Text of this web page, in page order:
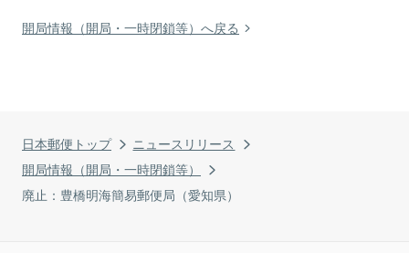
日本郵便トップ
ニュースリリース
開局情報（開局・一時閉鎖等）
廃止：豊橋明海簡易郵便局（愛知県）
開局情報（開局・一時閉鎖等）へ戻る